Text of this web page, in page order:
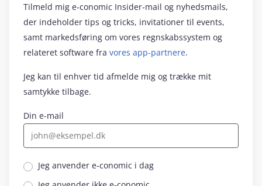
Tilmeld mig e‑conomic Insider-mail og nyhedsmails,
der indeholder tips og tricks, invitationer til events,
samt markedsføring om vores regnskabssystem og
relateret software fra vores app-partnere.
Jeg kan til enhver tid afmelde mig og trække mit
samtykke tilbage.
Din e-mail
Jeg anvender e‑conomic i dag